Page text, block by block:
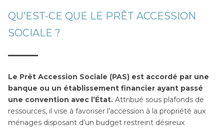
QU’EST-CE QUE LE PRÊT ACCESSION
SOCIALE ?
Le Prêt Accession Sociale (PAS) est accordé par une
banque ou un établissement financier ayant passé
une convention avec l’État. Attribué sous plafonds de
ressources, il vise à favoriser l’accession à la propriété aux
ménages disposant d’un budget restreint désireux